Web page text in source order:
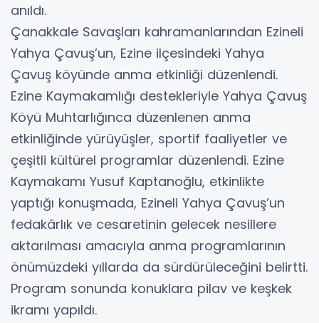
anıldı.
Çanakkale Savaşları kahramanlarından Ezineli
Yahya Çavuş’un, Ezine ilçesindeki Yahya
Çavuş köyünde anma etkinliği düzenlendi.
Ezine Kaymakamlığı destekleriyle Yahya Çavuş
Köyü Muhtarlığınca düzenlenen anma
etkinliğinde yürüyüşler, sportif faaliyetler ve
çeşitli kültürel programlar düzenlendi. Ezine
Kaymakamı Yusuf Kaptanoğlu, etkinlikte
yaptığı konuşmada, Ezineli Yahya Çavuş’un
fedakârlık ve cesaretinin gelecek nesillere
aktarılması amacıyla anma programlarının
önümüzdeki yıllarda da sürdürüleceğini belirtti.
Program sonunda konuklara pilav ve keşkek
ikramı yapıldı.